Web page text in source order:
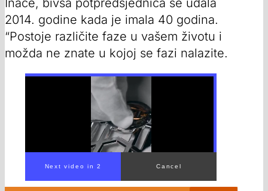
2014. godine kada je imala 40 godina.
“Postoje različite faze u vašem životu i
možda ne znate u kojoj se fazi nalazite.
00:00/ 00:16